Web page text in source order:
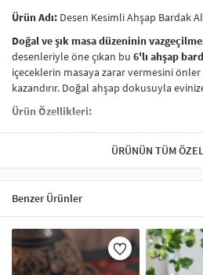
Ürün Adı: Desen Kesimli Ahşap Bardak
Doğal ve şık masa düzeninin
desenleriyle öne çıkan bu 6'lı ahşap
içeceklerin masaya zarar vermesini
kazandırır. Doğal ahşap dokusuyla
Ürün Özellikleri:
6 adet altlık:Çay, kahve, bitki
Lazer kesimli desenler:Modern
masanıza sanatsal bir hava katar.
Doğal ahşap malzeme:
dostudur.
Isıya dayanıklı:Masanızı sıcak
çiziklerden korur.
Kullanım Alanları:Evde yemek ve kahve
ÜRÜNÜN TÜM
Benzer Ürünler